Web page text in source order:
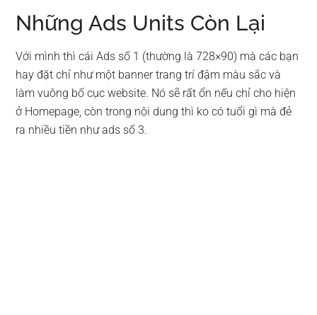
Những Ads Units Còn Lại
Với mình thì cái Ads số 1 (thường là 728×90) mà các bạn
hay đặt chỉ như một banner trang trí đậm màu sắc và
làm vuông bố cục website. Nó sẽ rất ổn nếu chỉ cho hiện
ở Homepage, còn trong nội dung thì ko có tuổi gì mà đẻ
ra nhiều tiền như ads số 3.